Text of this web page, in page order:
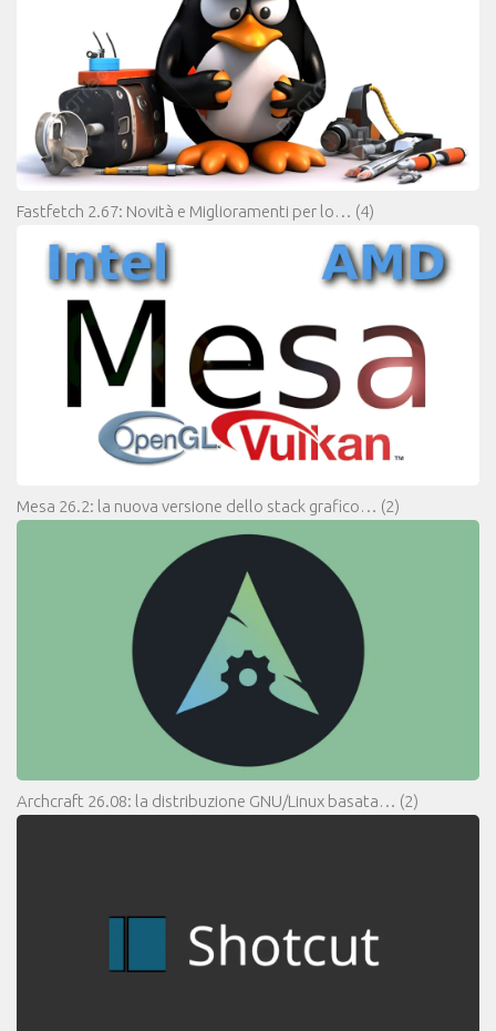
Fastfetch 2.67: Novità e Miglioramenti per lo… (4)
Mesa 26.2: la nuova versione dello stack grafico… (2)
Archcraft 26.08: la distribuzione GNU/Linux basata… (2)